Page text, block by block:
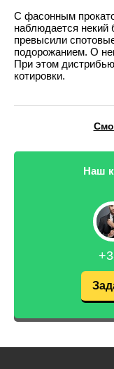
С фасонным
наблюдается некий
превысили
подорожанием. О
При этом
котировки.
Наш